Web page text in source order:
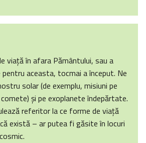
viață în afara Pământului, sau a
aceasta, tocmai a început. Ne
solar (de exemplu, misiuni pe
și pe exoplanete îndepărtate.
referitor la ce forme de viață
există – ar putea fi găsite în locuri